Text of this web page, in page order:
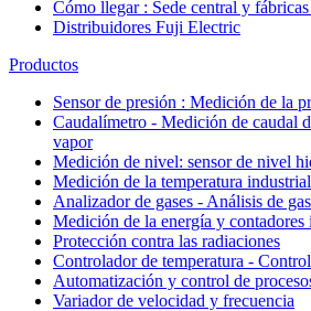
Cómo llegar : Sede central y
Distribuidores Fuji Electric
Productos
Sensor de presión : Medición de la
Caudalímetro - Medición de caudal
vapor
Medición de nivel: sensor de nivel
Medición de la temperatura industrial
Analizador de gases - Análisis de
Medición de la energía y contadores
Protección contra las radiaciones
Controlador de temperatura -
Automatización y control de
Variador de velocidad y frecuencia